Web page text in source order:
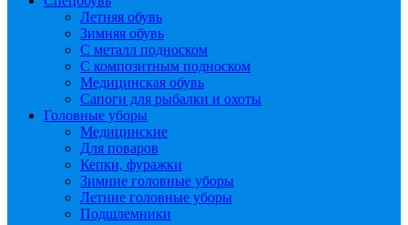
Летняя обувь
Зимняя обувь
С металл подноском
С композитным подноском
Медицинская обувь
Сапоги для рыбалки и охоты
Головные уборы
Медицинские
Для поваров
Кепки, фуражки
Зимние головные уборы
Летние головные уборы
Подшлемники